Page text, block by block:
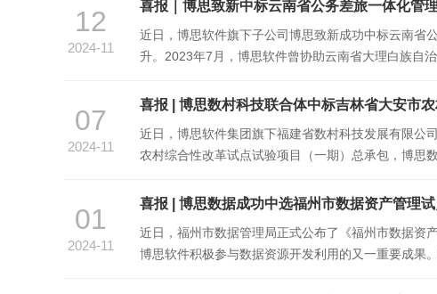
12
2024-11
喜报｜博思致新中标云南省公务差旅一体化管
近日，博思软件旗下子公司博思致新成功中标云南省
升。2023年7月，博思软件曾协助云南省大理白族自
07
2024-11
喜报 | 博思数村科技联合体中标吉林省大安市
近日，博思软件集团旗下福建省数村科技发展有限公
农村综合性改革试点试验项目（一期）总承包，博思
01
2024-11
喜报 | 博思数据成功中选福州市数据资产管理
近日，福州市数据管理局正式公布了《福州市数据资
博思软件积极参与数据资源开发利用的又一重要成果